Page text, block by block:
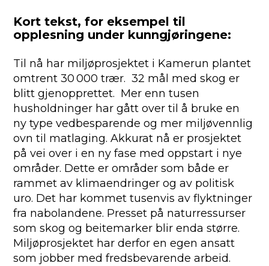
Kort tekst, for eksempel til
opplesning under kunngjøringene:
Til nå har miljøprosjektet i Kamerun plantet
omtrent 30 000 trær. 32 mål med skog er
blitt gjenopprettet. Mer enn tusen
husholdninger har gått over til å bruke en
ny type vedbesparende og mer miljøvennlig
ovn til matlaging. Akkurat nå er prosjektet
på vei over i en ny fase med oppstart i nye
områder. Dette er områder som både er
rammet av klimaendringer og av politisk
uro. Det har kommet tusenvis av flyktninger
fra nabolandene. Presset på naturressurser
som skog og beitemarker blir enda større.
Miljøprosjektet har derfor en egen ansatt
som jobber med fredsbevarende arbeid.